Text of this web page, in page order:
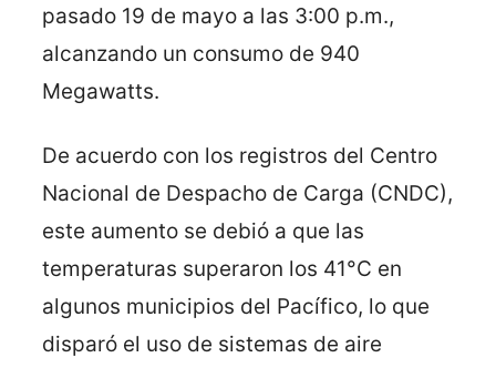
pasado 19 de mayo a las 3:00 p.m.,
alcanzando un consumo de 940
Megawatts.
De acuerdo con los registros del Centro
Nacional de Despacho de Carga (CNDC),
este aumento se debió a que las
temperaturas superaron los 41°C en
algunos municipios del Pacífico, lo que
disparó el uso de sistemas de aire